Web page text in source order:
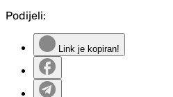
Podijeli:
Link je kopiran!